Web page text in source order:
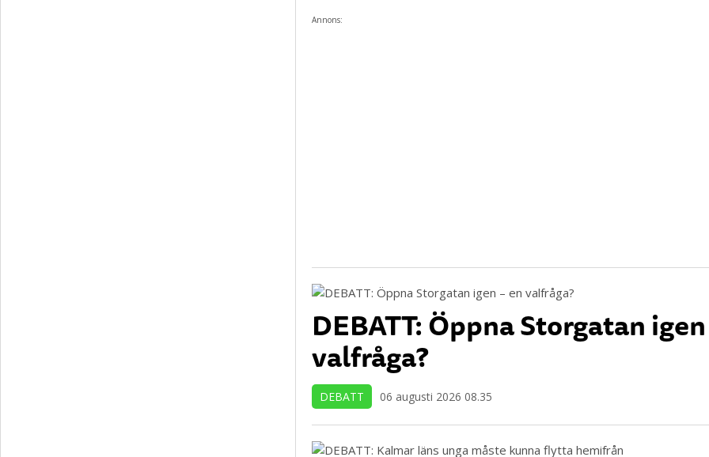
Annons:
DEBATT: Öppna Storgatan
valfråga?
DEBATT 06 augusti 2026 08.35